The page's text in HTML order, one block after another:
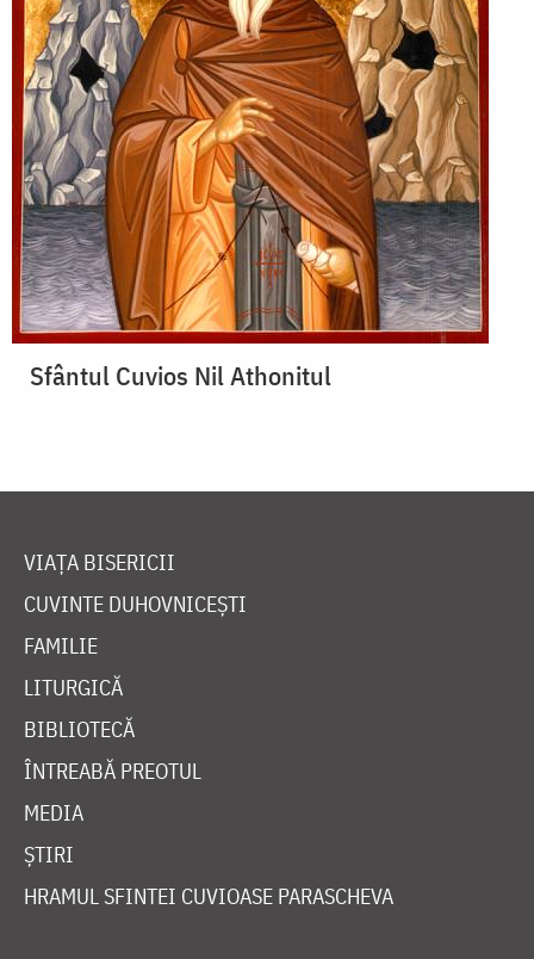
Sfântul Cuvios Nil Athonitul
VIAȚA BISERICII
CUVINTE DUHOVNICEȘTI
FAMILIE
LITURGICĂ
BIBLIOTECĂ
ÎNTREABĂ PREOTUL
MEDIA
ȘTIRI
HRAMUL SFINTEI CUVIOASE PARASCHEVA